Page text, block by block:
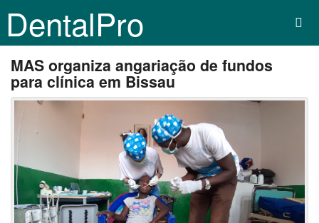
DentalPro
MAS organiza angariação de fundos
para clínica em Bissau